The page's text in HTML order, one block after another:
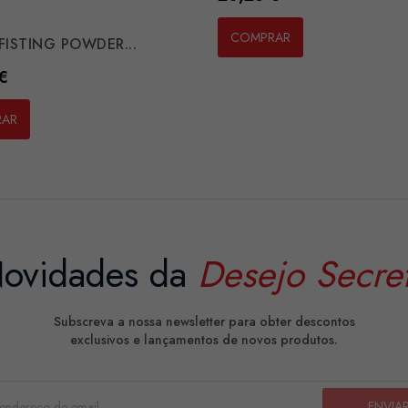
POWDER... COMPRAR
da Desejo
Subscreva a nossa newsletter para obter descontos
exclusivos e lançamentos de novos produtos.